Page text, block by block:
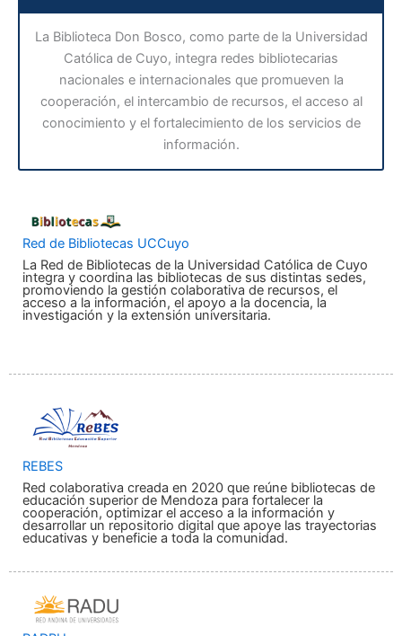
La Biblioteca Don Bosco, como parte de la Universidad
Católica de Cuyo, integra redes bibliotecarias
nacionales e internacionales que promueven la
cooperación, el intercambio de recursos, el acceso al
conocimiento y el fortalecimiento de los servicios de
información.
Red de Bibliotecas UCCuyo
La Red de Bibliotecas de la Universidad Católica de Cuyo
integra y coordina las bibliotecas de sus distintas sedes,
promoviendo la gestión colaborativa de recursos, el
acceso a la información, el apoyo a la docencia, la
investigación y la extensión universitaria.
REBES
Red colaborativa creada en 2020 que reúne bibliotecas de
educación superior de Mendoza para fortalecer la
cooperación, optimizar el acceso a la información y
desarrollar un repositorio digital que apoye las trayectorias
educativas y beneficie a toda la comunidad.